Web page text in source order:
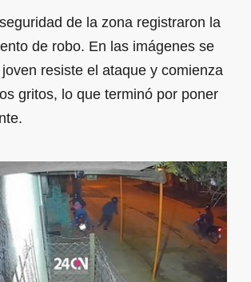
de la zona registraron la
de robo. En las imágenes se
resiste el ataque y comienza
gritos, lo que terminó por poner